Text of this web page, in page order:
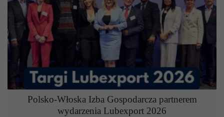
Polsko-Włoska Izba Gospodarcza partnerem
wydarzenia Lubexport 2026